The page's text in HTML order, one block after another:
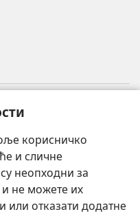
корисничко
и сличне
неопходни за
не можете их
или отказати додатне